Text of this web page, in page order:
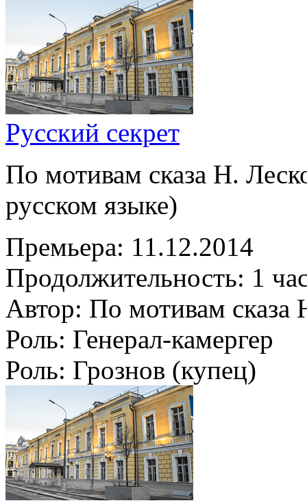
Русский секрет
По мотивам сказа Н.
русском языке)
Премьера: 11.12.2014
Продолжительность: 1
Автор: По мотивам сказа
Роль: Генерал-камергер
Роль: Грознов (купец)